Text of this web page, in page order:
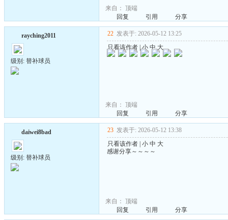
来自： 顶端
回复
引用 分享
rayching2011
级别: 替补球员
22 发表于: 2026-05-12 13:25
只看该作者 |小 中 大
来自： 顶端
回复
引用 分享
daiwei8bad
级别: 替补球员
23 发表于: 2026-05-12 13:38
只看该作者 小 中 大
感谢分享～～～～
来自： 顶端
回复
引用 分享